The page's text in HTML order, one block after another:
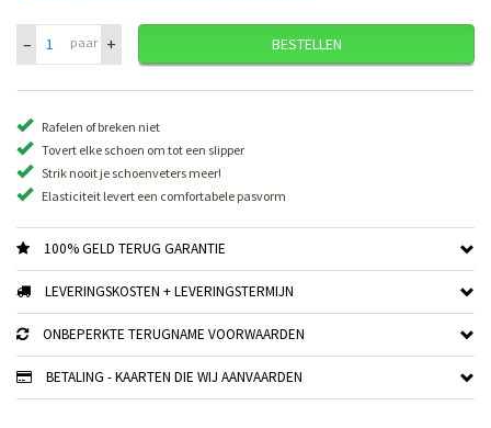
– paar + BESTELLEN
Rafelen of breken niet
Tovert elke schoen om tot een slipper
Strik nooit je schoenveters meer!
Elasticiteit levert een comfortabele pasvorm
100% GELD TERUG GARANTIE
LEVERINGSKOSTEN + LEVERINGSTERMIJN
ONBEPERKTE TERUGNAME VOORWAARDEN
BETALING - KAARTEN DIE WIJ AANVAARDEN